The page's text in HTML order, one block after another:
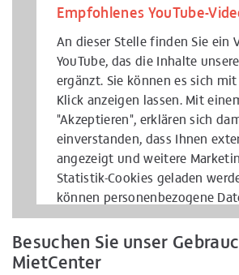
Empfohlenes YouTube-
An dieser Stelle finden Sie ein
YouTube, das die Inhalte
ergänzt. Sie können es sich
Klick anzeigen lassen. Mit
"Akzeptieren", erklären sich
einverstanden, dass Ihnen
angezeigt und weitere
Statistik-Cookies geladen
können personenbezogene
Drittplattformen übermittelt
Weitere Informationen finden
unserer
Besuchen Sie unser
MietCenter